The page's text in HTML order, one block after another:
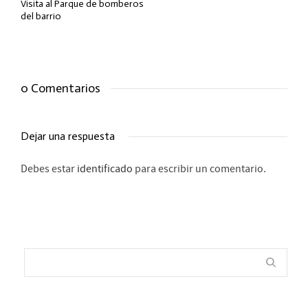
Visita al Parque de bomberos
del barrio
0 Comentarios
Dejar una respuesta
Debes estar identificado para escribir un comentario.